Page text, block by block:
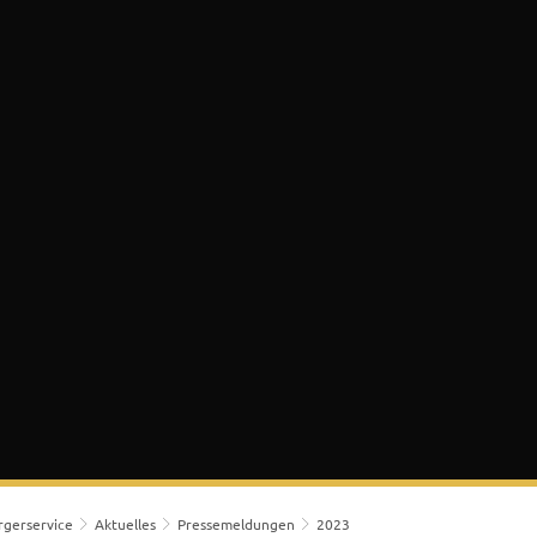
Aktuelles Pressemeldungen
2023